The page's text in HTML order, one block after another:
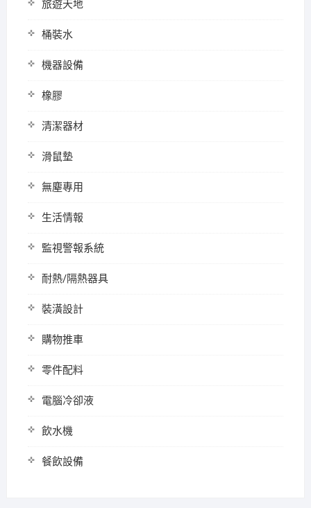
旅遊天地
桶裝水
機器設備
橡膠
清潔器材
滑鼠墊
無塵專用
生活情報
監視警報系統
耐熱/隔熱器具
裝潢設計
購物推車
零件配料
電腦冷卻液
飲水機
餐飲設備